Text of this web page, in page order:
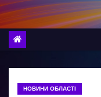
в
НОВИНИ ОБЛАСТІ